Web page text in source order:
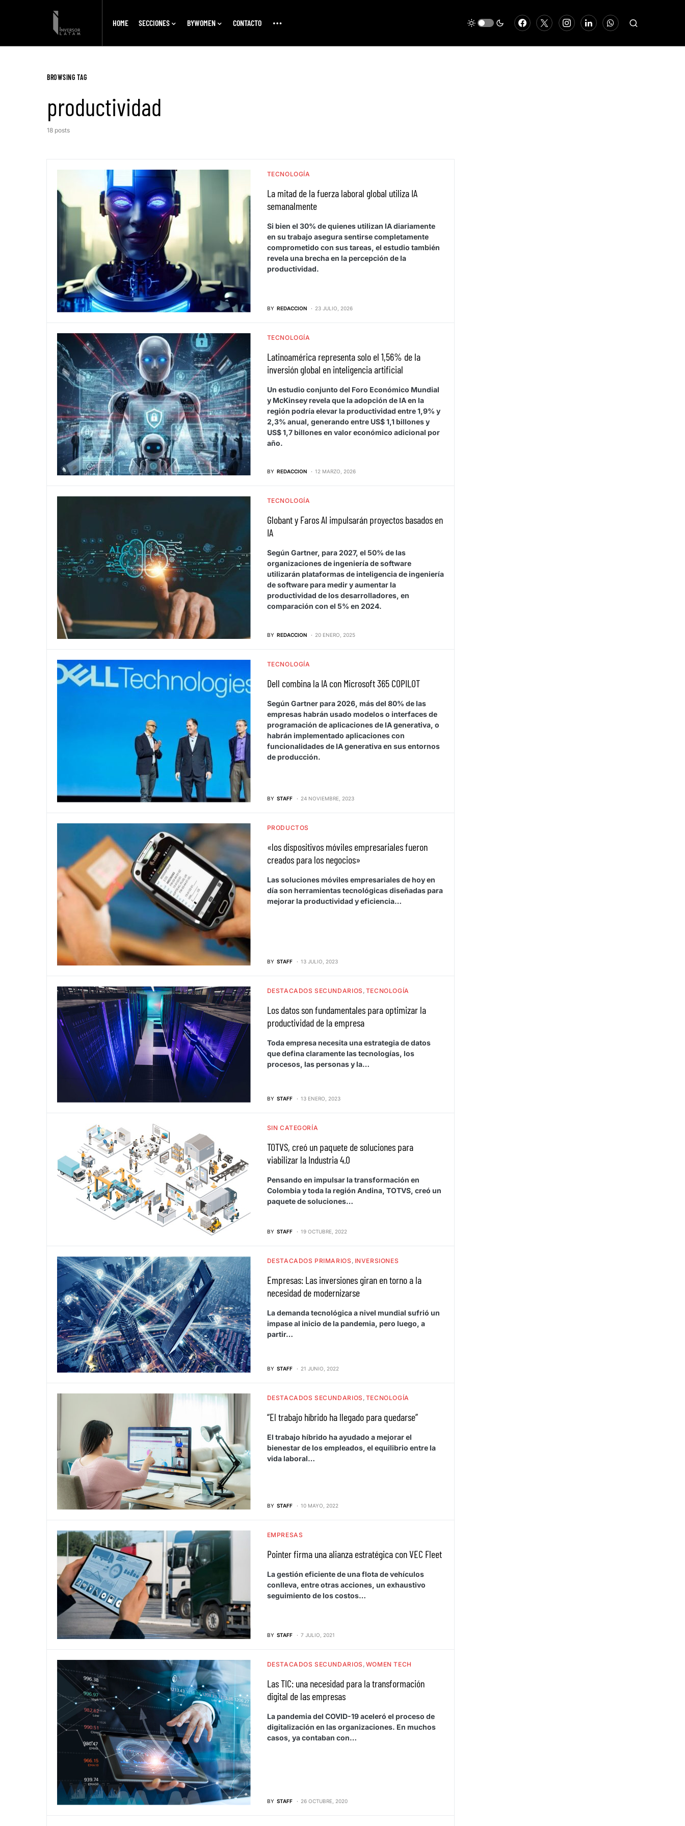
HOME SECCIONES BYWOMEN CONTACTO
BROWSING TAG
productividad
18 posts
TECNOLOGÍA
La mitad de la fuerza laboral global utiliza IA
semanalmente
Si bien el 30% de quienes utilizan IA diariamente
en su trabajo asegura sentirse completamente
comprometido con sus tareas, el estudio también
revela una brecha en la percepción de la
productividad.
BY REDACCION 23 JULIO, 2026
TECNOLOGÍA
Latinoamérica representa solo el 1,56% de la
inversión global en inteligencia artificial
Un estudio conjunto del Foro Económico Mundial
y McKinsey revela que la adopción de IA en la
región podría elevar la productividad entre 1,9% y
2,3% anual, generando entre US$ 1,1 billones y
US$ 1,7 billones en valor económico adicional por
año.
BY REDACCION 12 MARZO, 2026
TECNOLOGÍA
Globant y Faros AI impulsarán proyectos basados en
IA
Según Gartner, para 2027, el 50% de las
organizaciones de ingeniería de software
utilizarán plataformas de inteligencia de ingeniería
de software para medir y aumentar la
productividad de los desarrolladores, en
comparación con el 5% en 2024.
BY REDACCION 20 ENERO, 2025
TECNOLOGÍA
Dell combina la IA con Microsoft 365 COPILOT
Según Gartner para 2026, más del 80% de las
empresas habrán usado modelos o interfaces de
programación de aplicaciones de IA generativa, o
habrán implementado aplicaciones con
funcionalidades de IA generativa en sus entornos
de producción.
BY STAFF 24 NOVIEMBRE, 2023
PRODUCTOS
«los dispositivos móviles empresariales fueron
creados para los negocios»
Las soluciones móviles empresariales de hoy en
día son herramientas tecnológicas diseñadas para
mejorar la productividad y eficiencia…
BY STAFF 13 JULIO, 2023
DESTACADOS SECUNDARIOS TECNOLOGÍA
Los datos son fundamentales para optimizar la
productividad de la empresa
Toda empresa necesita una estrategia de datos
que defina claramente las tecnologías, los
procesos, las personas y la…
BY STAFF 13 ENERO, 2023
SIN CATEGORÍA
TOTVS, creó un paquete de soluciones para
viabilizar la Industria 4.0
Pensando en impulsar la transformación en
Colombia y toda la región Andina, TOTVS, creó un
paquete de soluciones…
BY STAFF 19 OCTUBRE, 2022
DESTACADOS PRIMARIOS INVERSIONES
Empresas: Las inversiones giran en torno a la
necesidad de modernizarse
La demanda tecnológica a nivel mundial sufrió un
impase al inicio de la pandemia, pero luego, a
partir…
BY STAFF 21 JUNIO, 2022
DESTACADOS SECUNDARIOS TECNOLOGÍA
“El trabajo híbrido ha llegado para quedarse”
El trabajo híbrido ha ayudado a mejorar el
bienestar de los empleados, el equilibrio entre la
vida laboral…
BY STAFF 10 MAYO, 2022
EMPRESAS
Pointer firma una alianza estratégica con VEC Fleet
La gestión eficiente de una flota de vehículos
conlleva, entre otras acciones, un exhaustivo
seguimiento de los costos…
BY STAFF 7 JULIO, 2021
DESTACADOS SECUNDARIOS WOMEN TECH
Las TIC: una necesidad para la transformación
digital de las empresas
La pandemia del COVID-19 aceleró el proceso de
digitalización en las organizaciones. En muchos
casos, ya contaban con…
BY STAFF 26 OCTUBRE, 2020